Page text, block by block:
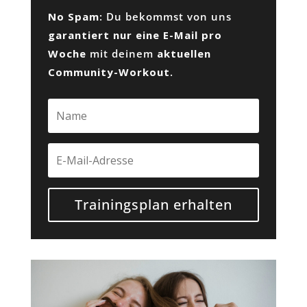
No Spam: Du bekommst von uns
garantiert nur eine E-Mail pro
Woche mit deinem aktuellen
Community-Workout.
Trainingsplan erhalten